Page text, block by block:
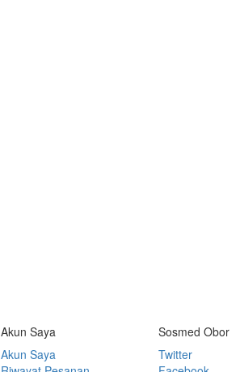
Akun Saya
Akun Saya
Sosmed Obor
Twitter